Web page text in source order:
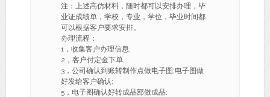
注：上述高仿材料，随时都可以安排办理，毕
业证成绩单，学校，专业，学位，毕业时间都
可以根据客户要求安排。
办理流程：
1，收集客户办理信息;
2，客户付定金下单;
3，公司确认到账转制作点做电子图;电子图做
好发给客户确认;
5，电子图确认好转成品部做成品;